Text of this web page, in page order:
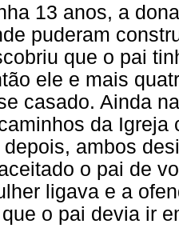
13 anos, a
puderam
que o pai
ele e mais
casado. Ainda
da
ambos
o pai de
ligava e a
o pai devia ir